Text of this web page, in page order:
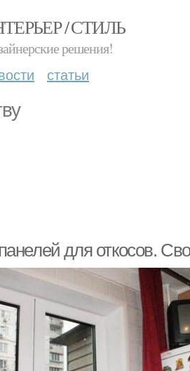
/ СТИЛЬ
решения!
статьи
для откосов.